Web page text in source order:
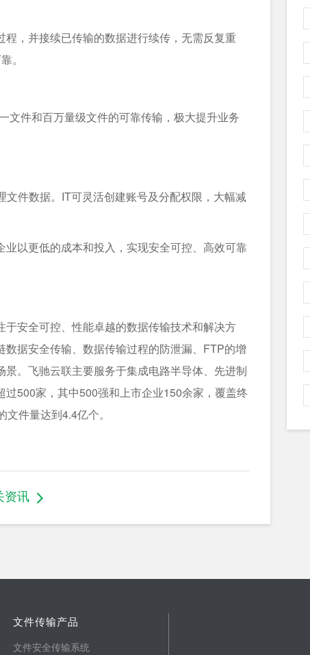
，并接续已传输的数据进行续传，无需反复重
。
文件和百万量级文件的可靠传输，极大提升业务
件数据。IT可灵活创建账号及分配权限，大幅减
以更低的成本和投入，实现安全可控、高效可靠
安全可控、性能卓越的数据传输技术和解决方
据安全传输、数据传输过程的防泄漏、FTP的增
。飞驰云联主要服务于集成电路半导体、先进制
500家，其中500强和上市企业150余家，覆盖终
件量达到4.4亿个。
资讯
文件传输产品
文件安全传输系统